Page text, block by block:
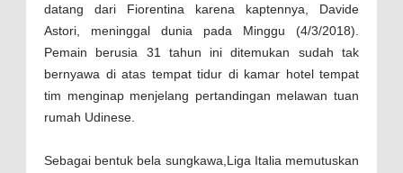
datang dari Fiorentina karena kaptennya, Davide
Astori, meninggal dunia pada Minggu (4/3/2018).
Pemain berusia 31 tahun ini ditemukan sudah tak
bernyawa di atas tempat tidur di kamar hotel tempat
tim menginap menjelang pertandingan melawan tuan
rumah Udinese.
Sebagai bentuk bela sungkawa, Liga Italia memutuskan